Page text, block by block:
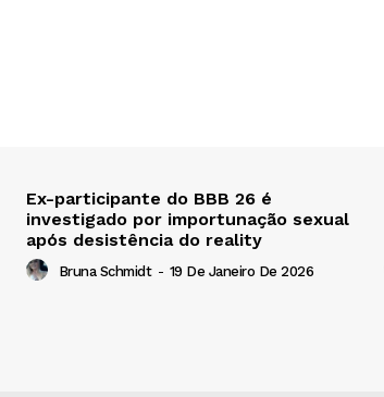
Ex-participante do BBB 26 é
investigado por importunação sexual
após desistência do reality
Bruna Schmidt - 19 De Janeiro De 2026